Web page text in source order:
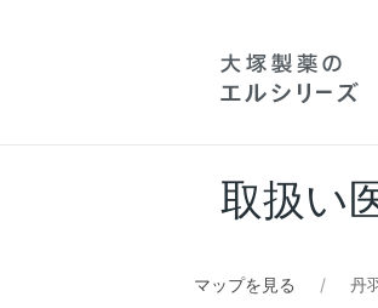
取扱い
マップを見る 丹